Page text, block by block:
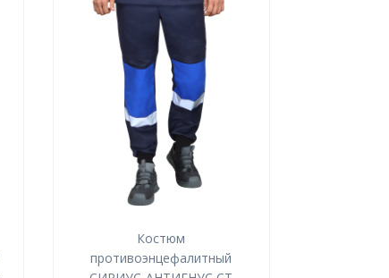
Костюм
противоэнцефалитный